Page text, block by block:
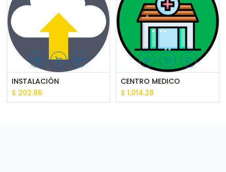
INSTALACIÓN
$ 202.86
CENTRO MEDICO
$ 1,014.28